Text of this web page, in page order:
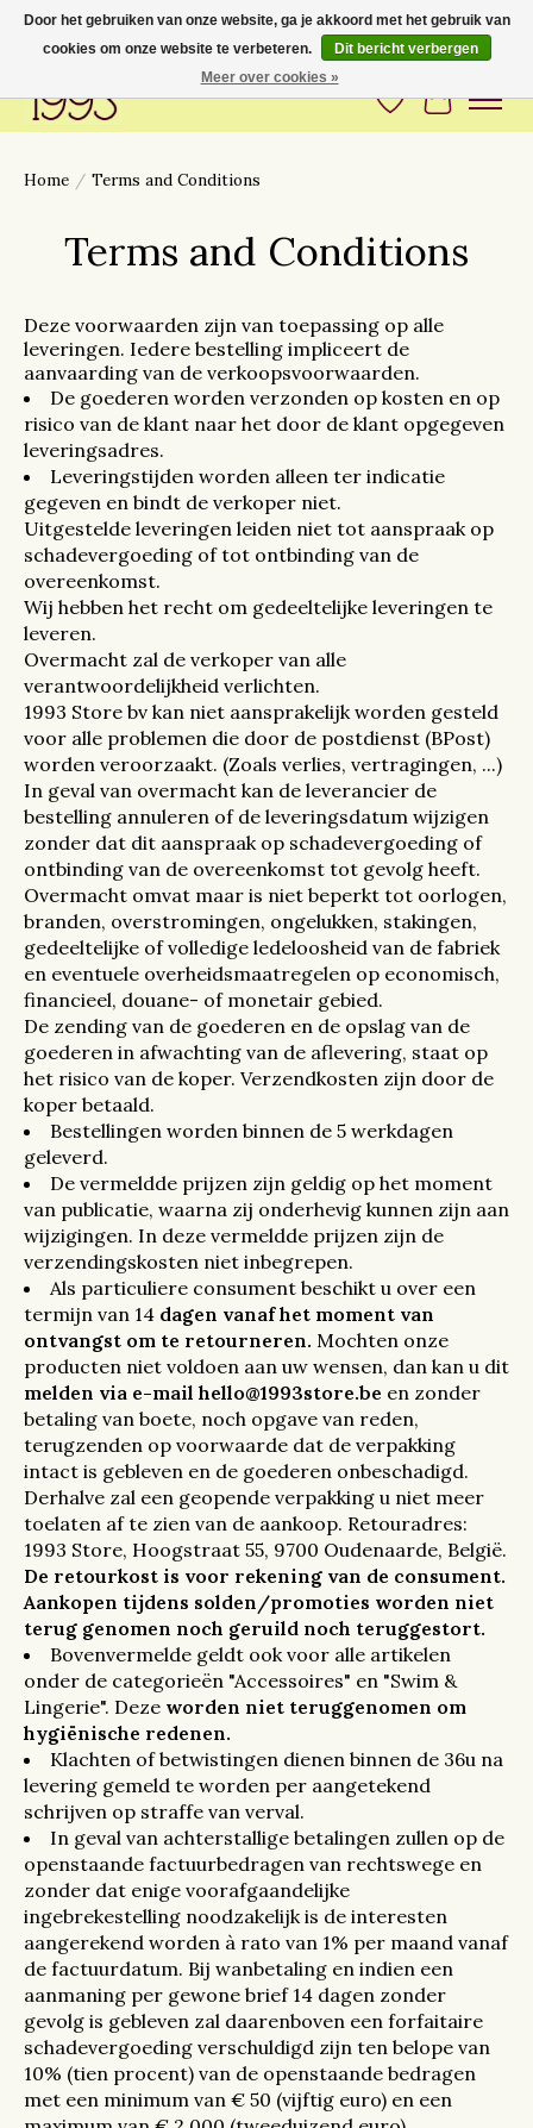
Love to have you around
Verlanglijst
Home / Terms and Conditions
Terms and Conditions
Deze voorwaarden zijn van toepassing op alle
leveringen. Iedere bestelling impliceert de
aanvaarding van de verkoopsvoorwaarden.
De goederen worden verzonden op kosten en op
risico van de klant naar het door de klant opgegeven
leveringsadres.
Leveringstijden worden alleen ter indicatie
gegeven en bindt de verkoper niet.
Uitgestelde leveringen leiden niet tot aanspraak op
schadevergoeding of tot ontbinding van de
overeenkomst.
Wij hebben het recht om gedeeltelijke leveringen te
leveren.
Overmacht zal de verkoper van alle
verantwoordelijkheid verlichten.
1993 Store bv kan niet aansprakelijk worden gesteld
voor alle problemen die door de postdienst (BPost)
worden veroorzaakt. (Zoals verlies, vertragingen, ...)
In geval van overmacht kan de leverancier de
bestelling annuleren of de leveringsdatum wijzigen
zonder dat dit aanspraak op schadevergoeding of
ontbinding van de overeenkomst tot gevolg heeft.
Overmacht omvat maar is niet beperkt tot oorlogen,
branden, overstromingen, ongelukken, stakingen,
gedeeltelijke of volledige ledeloosheid van de fabriek
en eventuele overheidsmaatregelen op economisch,
financieel, douane- of monetair gebied.
De zending van de goederen en de opslag van de
goederen in afwachting van de aflevering, staat op
het risico van de koper. Verzendkosten zijn door de
koper betaald.
Bestellingen worden binnen de 5 werkdagen
geleverd.
De vermeldde prijzen zijn geldig op het moment
van publicatie, waarna zij onderhevig kunnen zijn aan
wijzigingen. In deze vermeldde prijzen zijn de
verzendingskosten niet inbegrepen.
Als particuliere consument beschikt u over een
termijn van 14 dagen vanaf het moment van
ontvangst om te retourneren. Mochten onze
producten niet voldoen aan uw wensen, dan kan u dit
melden via e-mail hello@1993store.be en zonder
betaling van boete, noch opgave van reden,
terugzenden op voorwaarde dat de verpakking
intact is gebleven en de goederen onbeschadigd.
Derhalve zal een geopende verpakking u niet meer
toelaten af te zien van de aankoop. Retouradres:
1993 Store, Hoogstraat 55, 9700 Oudenaarde, België.
De retourkost is voor rekening van de consument.
Aankopen tijdens solden/promoties worden niet
terug genomen noch geruild noch teruggestort.
Bovenvermelde geldt ook voor alle artikelen
onder de categorieën "Accessoires" en "Swim &
Lingerie". Deze worden niet teruggenomen om
hygiënische redenen.
Klachten of betwistingen dienen binnen de 36u na
levering gemeld te worden per aangetekend
schrijven op straffe van verval.
In geval van achterstallige betalingen zullen op de
openstaande factuurbedragen van rechtswege en
zonder dat enige voorafgaandelijke
ingebrekestelling noodzakelijk is de interesten
aangerekend worden à rato van 1% per maand vanaf
de factuurdatum. Bij wanbetaling en indien een
aanmaning per gewone brief 14 dagen zonder
gevolg is gebleven zal daarenboven een forfaitaire
schadevergoeding verschuldigd zijn ten belope van
10% (tien procent) van de openstaande bedragen
met een minimum van € 50 (vijftig euro) en een
Door het gebruiken van onze website, ga je akkoord met het gebruik van
cookies om onze website te verbeteren.
Dit bericht verbergen
Meer over cookies »